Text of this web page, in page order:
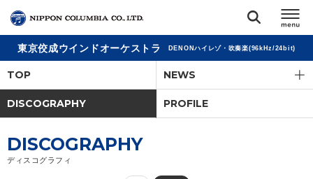
閉じる
TOP
アーティスト
東京佼成ウインドオーケストラ DENONハイレゾ・吹奏楽(96kHz/24bit)
TOP NEWS
DISCOGRAPHY PROFILE
DISCOGRAPHY
ディスコグラフィ